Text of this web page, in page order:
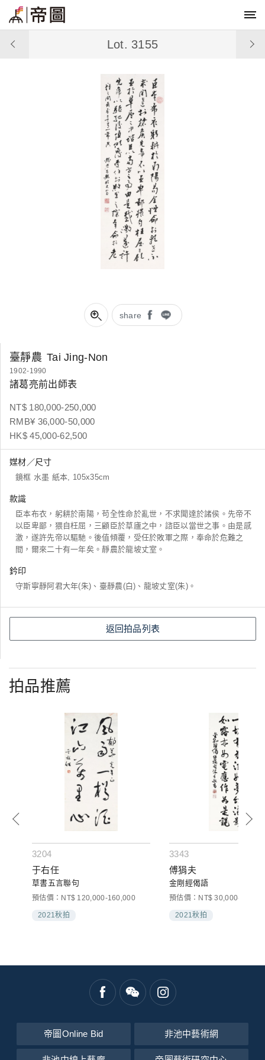
share
Lot. 3155
臺靜農 Tai Jing-Non
1902-1990
諸葛亮前出師表
NT$ 180,000-250,000
RMB¥ 36,000-50,000
HK$ 45,000-62,500
媒材／尺寸
鏡框 水墨 紙本, 105x35cm
款識
臣本布衣，躬耕於南陽，苟全性命於亂世，不求聞達於諸侯。先帝不
以臣卑鄙，猥自枉屈，三顧臣於草廬之中，諮臣以當世之事。由是感
激，遂許先帝以驅馳。後值傾覆，受任於敗軍之際，奉命於危難之
間，爾來二十有一年矣。靜農於龍坡丈室。
鈐印
守斯寧靜阿君大年(朱)、臺靜農(白)、龍坡丈室(朱)。
返回拍品列表
拍品推薦
3204
于右任
草書五言聯句
預估價：NT$ 120,000-160,000
2021秋拍
3343
傅狷夫
金剛經偈語
預估價：NT$ 30,000-50,000
2021秋拍
帝圖Online Bid 非池中藝術網